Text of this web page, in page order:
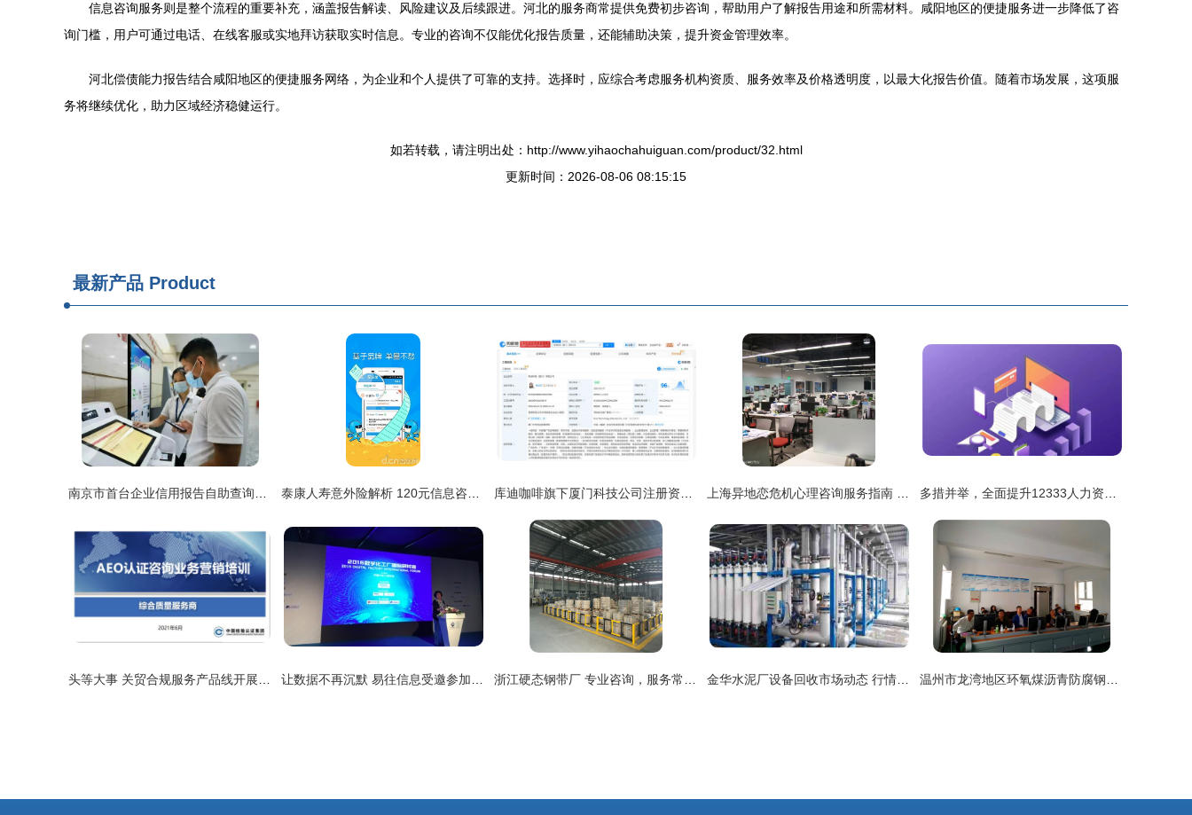
信息咨询服务则是整个流程的重要补充，涵盖报告解读、风险建议及后续跟进。河北的服务商常提供免费初步咨询，帮助用户了解报告用途和所需材料。咸阳地区的便捷服务进一步降低了咨
询门槛，用户可通过电话、在线客服或实地拜访获取实时信息。专业的咨询不仅能优化报告质量，还能辅助决策，提升资金管理效率。
河北偿债能力报告结合咸阳地区的便捷服务网络，为企业和个人提供了可靠的支持。选择时，应综合考虑服务机构资质、服务效率及价格透明度，以最大化报告价值。随着市场发展，这项服
务将继续优化，助力区域经济稳健运行。
如若转载，请注明出处：http://www.yihaochahuiguan.com/product/32.html
更新时间：2026-08-06 08:15:15
最新产品 Product